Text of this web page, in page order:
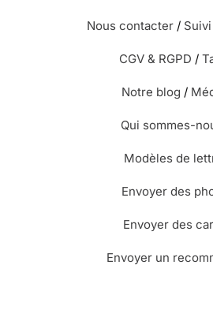
Nous contacter /
CGV & RGPD /
Notre blog /
Qui sommes-
Modèles de
Envoyer des
Envoyer des
Envoyer un